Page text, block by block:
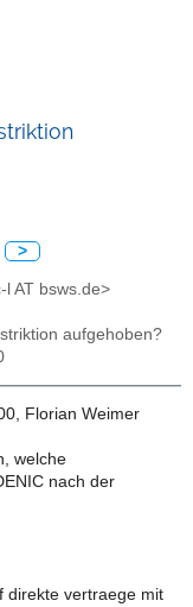
>
AT bsws.de>
aufgehoben?
Florian Weimer
welche
nach der
direkte vertraege mit